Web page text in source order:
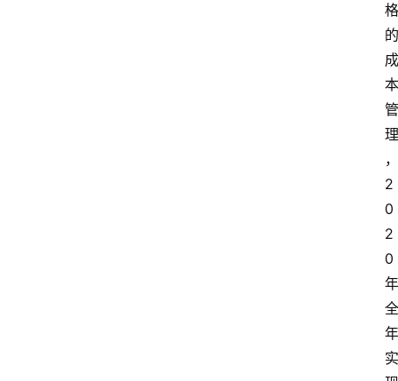
格
的
成
本
管
理
，
2
0
2
0
年
全
年
实